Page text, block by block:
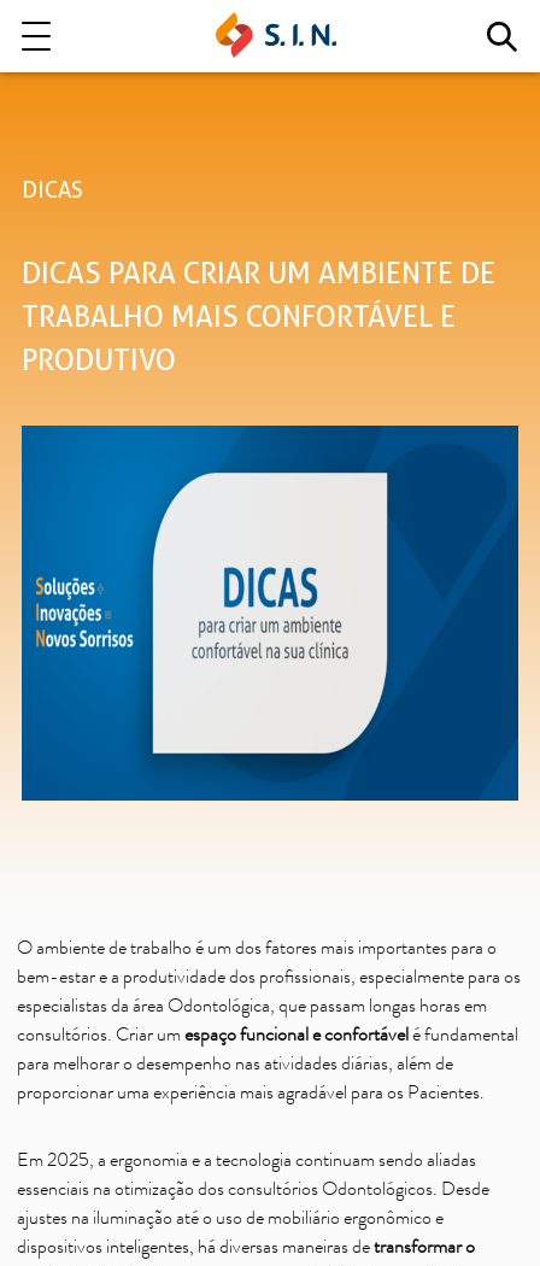
Nossas Soluções
EXPLORE NOSSAS SOLUÇÕES
Saiba mais
Ver todos
Área Científica
DICAS
DICAS PARA CRIAR UM AMBIENTE DE
TRABALHO MAIS CONFORTÁVEL E
PRODUTIVO
O ambiente de trabalho é um dos fatores mais importantes para o
bem-estar e a produtividade dos profissionais, especialmente para os
especialistas da área Odontológica, que passam longas horas em
consultórios. Criar um espaço funcional e confortávelé fundamental
para melhorar o desempenho nas atividades diárias, além de
proporcionar uma experiência mais agradável para os Pacientes.
Em 2025, a ergonomia e a tecnologia continuam sendo aliadas
essenciais na otimização dos consultórios Odontológicos. Desde
ajustes na iluminação até o uso de mobiliário ergonômico e
dispositivos inteligentes, há diversas maneiras detransformar o